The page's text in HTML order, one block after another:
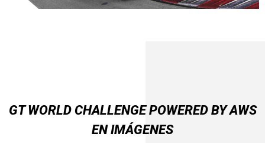
GT WORLD CHALLENGE POWERED BY AWS
EN IMÁGENES